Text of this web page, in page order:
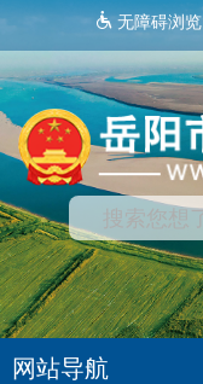
无障碍浏览
网站导航